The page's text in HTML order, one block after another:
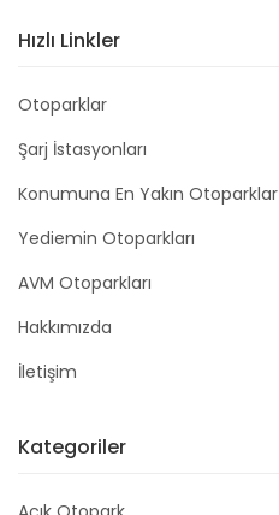
Hızlı Linkler
Otoparklar
Şarj İstasyonları
Konumuna En Yakın Otoparklar
Yediemin Otoparkları
AVM Otoparkları
Hakkımızda
İletişim
Kategoriler